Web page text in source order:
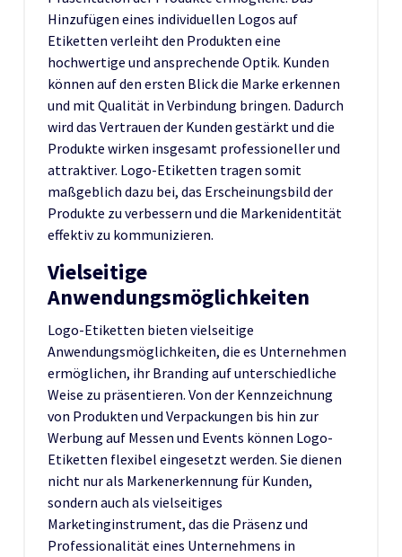
Hinzufügen eines individuellen Logos auf
Etiketten verleiht den Produkten eine
hochwertige und ansprechende Optik. Kunden
können auf den ersten Blick die Marke erkennen
und mit Qualität in Verbindung bringen. Dadurch
wird das Vertrauen der Kunden gestärkt und die
Produkte wirken insgesamt professioneller und
attraktiver. Logo-Etiketten tragen somit
maßgeblich dazu bei, das Erscheinungsbild der
Produkte zu verbessern und die Markenidentität
effektiv zu kommunizieren.
Vielseitige
Anwendungsmöglichkeiten
Logo-Etiketten bieten vielseitige
Anwendungsmöglichkeiten, die es Unternehmen
ermöglichen, ihr Branding auf unterschiedliche
Weise zu präsentieren. Von der Kennzeichnung
von Produkten und Verpackungen bis hin zur
Werbung auf Messen und Events können Logo-
Etiketten flexibel eingesetzt werden. Sie dienen
nicht nur als Markenerkennung für Kunden,
sondern auch als vielseitiges
Marketinginstrument, das die Präsenz und
Professionalität eines Unternehmens in